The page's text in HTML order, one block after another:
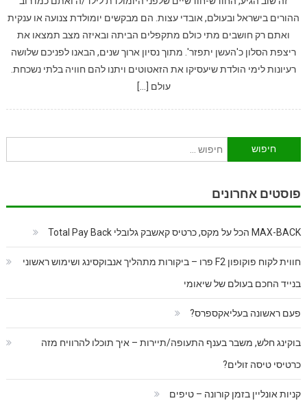
ההורים בישראל ובעולם, אובדי עצות. הם מבקשים יומולדת צנועה או ענקית
ואתם רק חושבים מתי כולם מתקפלים הביתה ובאיזה מצב תמצאו את
ריצפת הסלון כ'העשן יתפזר'. מתוך נסיון ארוך שנים, הבאנו לפניכם שלושה
רעיונות לימי הולדת שיעסיקו את הזאטוטים ויתנו להם חוויה בלתי נשכחת.
עולם […]
חיפוש:
פוסטים אחרונים
MAX-BACK הכל על מקס, כרטיס קאשבק גלובלי Total Pay Back
חווית לקוח פוקופון F2 פרו – ביקורות מתהליך אנבוקסינג ושימוש ראשוני
בנייד החכם בעולם של שיאומי
פעם ראשונה בעליאקספרס?
בוקינג חלש, משבר בענף התעופה/תיירות – איך תוכלו להרוויח מזה
כרטיסי טיסה זולים?
קניות אונליין בזמן קורונה – טיפים